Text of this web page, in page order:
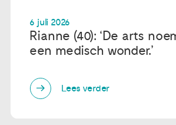
6 juli 2026
Rianne (40): ‘De arts
een medisch wonder.’
Lees verder